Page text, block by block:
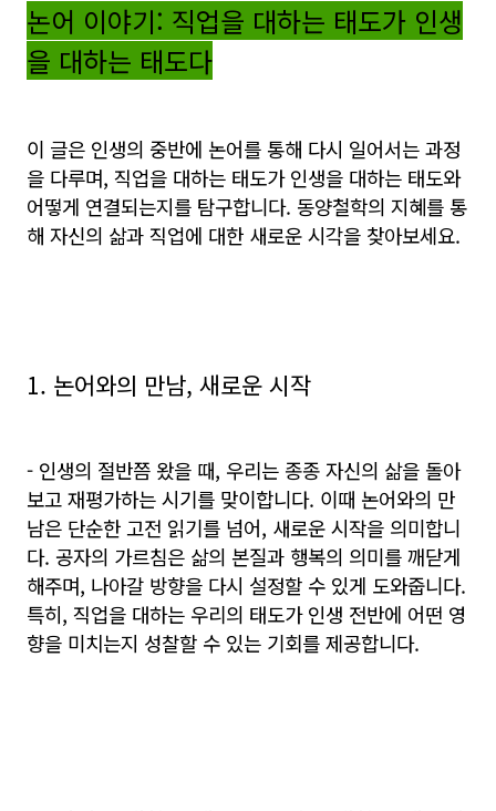
논어 이야기: 직업을 대하는 태도가 인생
을 대하는 태도다
이 글은 인생의 중반에 논어를 통해 다시 일어서는 과정
을 다루며, 직업을 대하는 태도가 인생을 대하는 태도와
어떻게 연결되는지를 탐구합니다. 동양철학의 지혜를 통
해 자신의 삶과 직업에 대한 새로운 시각을 찾아보세요.
1. 논어와의 만남, 새로운 시작
- 인생의 절반쯤 왔을 때, 우리는 종종 자신의 삶을 돌아
보고 재평가하는 시기를 맞이합니다. 이때 논어와의 만
남은 단순한 고전 읽기를 넘어, 새로운 시작을 의미합니
다. 공자의 가르침은 삶의 본질과 행복의 의미를 깨닫게
해주며, 나아갈 방향을 다시 설정할 수 있게 도와줍니다.
특히, 직업을 대하는 우리의 태도가 인생 전반에 어떤 영
향을 미치는지 성찰할 수 있는 기회를 제공합니다.